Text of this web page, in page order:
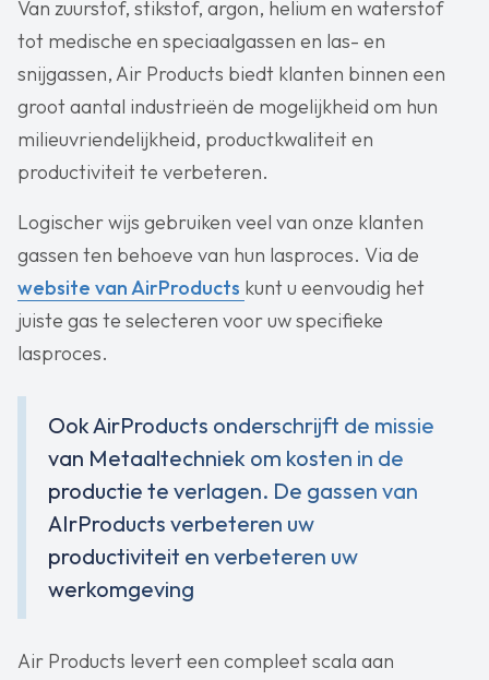
Van zuurstof, stikstof, argon, helium en waterstof
tot medische en speciaalgassen en las- en
snijgassen, Air Products biedt klanten binnen een
groot aantal industrieën de mogelijkheid om hun
milieuvriendelijkheid, productkwaliteit en
productiviteit te verbeteren.
Logischer wijs gebruiken veel van onze klanten
gassen ten behoeve van hun lasproces. Via de
website van AirProducts kunt u eenvoudig het
juiste gas te selecteren voor uw specifieke
lasproces.
Ook AirProducts onderschrijft de missie
van Metaaltechniek om kosten in de
productie te verlagen. De gassen van
AIrProducts verbeteren uw
productiviteit en verbeteren uw
werkomgeving
Air Products levert een compleet scala aan